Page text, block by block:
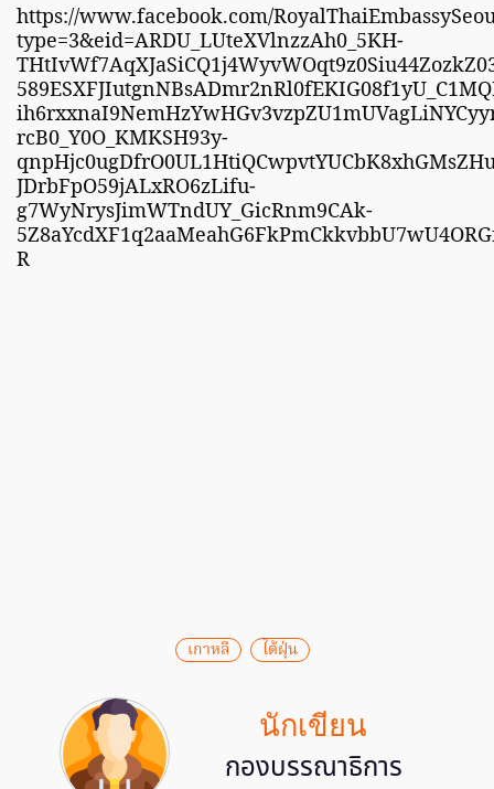
https://www.facebook.com/
type=3&eid=ARDU_LUteXVlnzzAh0_5KH-
rcB0_Y0O_KMKSH93y-
JDrbFpO59jALxRO6zLifu-
g7WyNrysJimWTndUY_GicRnm9CAk-
R
เกาหลี ไต้ฝุ่น
นักเขียน
กองบรรณาธิการ